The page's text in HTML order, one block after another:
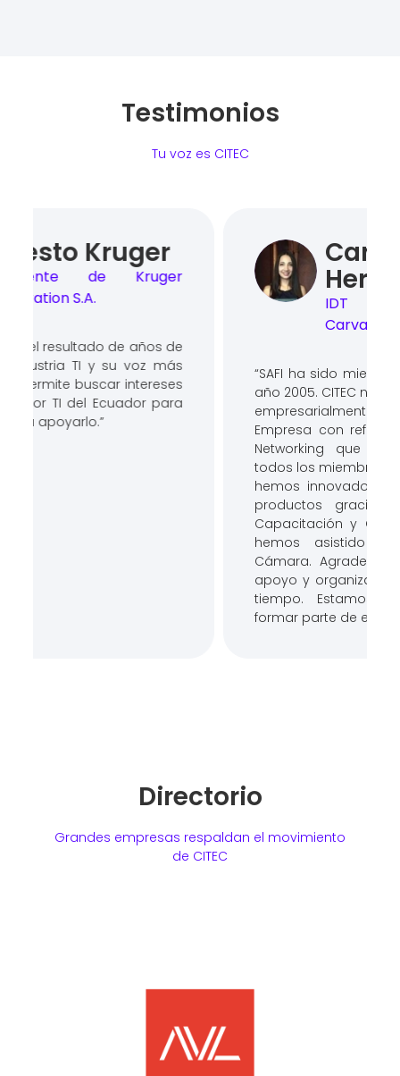
Testimonios
Tu voz es CITEC
Carolina
Herrera
IDT de SAFI, Herrera
“SAFI ha sido miembro de CITEC desde el
año 2005. CITEC nos ha ayudado a crecer
empresarialmente e impulsar nuestra
Empresa con referencia de contactos y
Networking que hemos realizado con
todos los miembros del Gremio. También,
hemos innovado e impulsado nuestros
productos gracias a los Cursos de
Capacitación y Conferencias a las que
hemos asistido organizadas por la
Cámara. Agradecemos a CITEC por su
apoyo y organización durante todo este
tiempo. Estamos muy contentos de
formar parte de esta Cámara.”
Directorio
Grandes empresas respaldan el movimiento
de CITEC
José Luis Barzallo